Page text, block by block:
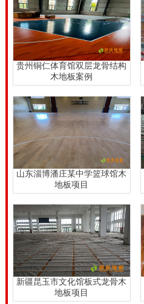
贵州铜仁体育馆双层龙骨结构
木地板案例
山东淄博潘庄某中学篮球馆木
地板项目
新疆昆玉市文化馆板式龙骨木
地板项目